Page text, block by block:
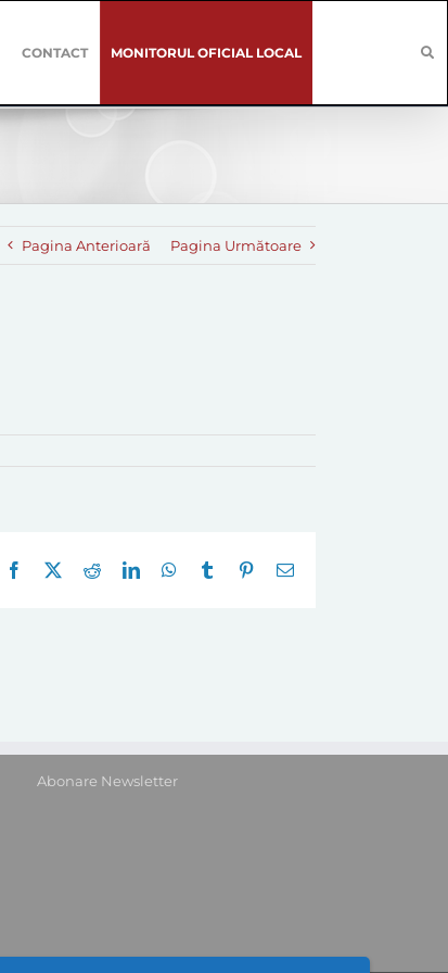
CONTACT MONITORUL OFICIAL LOCAL
Pagina Anterioară Pagina Următoare
Facebook RedditLinkedInWhatsApp
Tumblr Pinterest
E-
Abonare Newsletter